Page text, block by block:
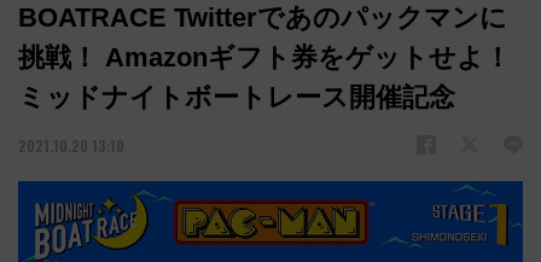
BOATRACE Twitterであのパックマンに
挑戦！ Amazonギフト券をゲットせよ！
ミッドナイトボートレース開催記念
2021.10.20 13:10